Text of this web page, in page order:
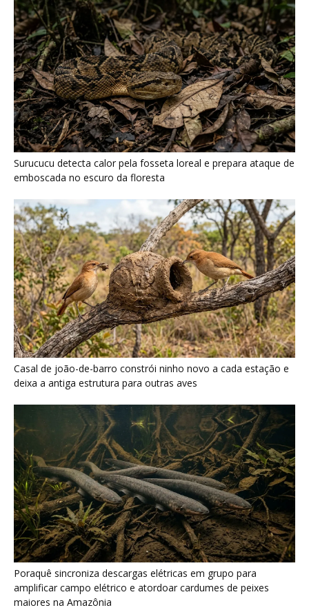
Surucucu detecta calor pela fosseta loreal e prepara ataque de
emboscada no escuro da floresta
Casal de joão-de-barro constrói ninho novo a cada estação e
deixa a antiga estrutura para outras aves
Poraquê sincroniza descargas elétricas em grupo para
amplificar campo elétrico e atordoar cardumes de peixes
maiores na Amazônia